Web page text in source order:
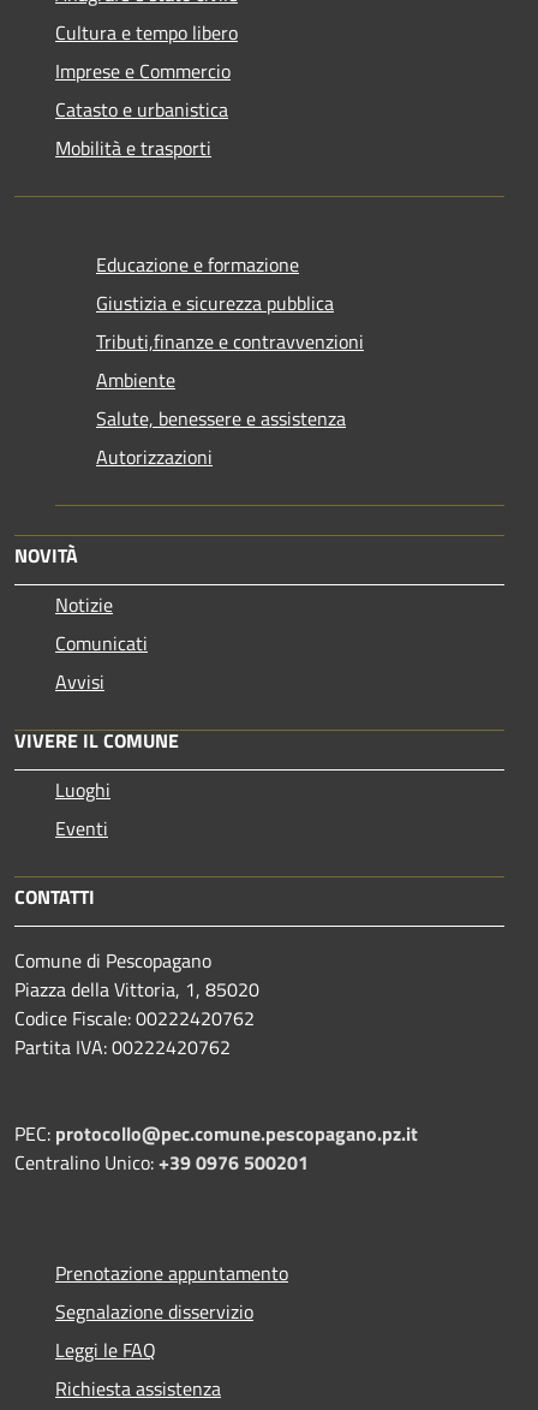
Cultura e tempo libero
Imprese e Commercio
Catasto e urbanistica
Mobilità e trasporti
Educazione e formazione
Giustizia e sicurezza pubblica
Tributi,finanze e contravvenzioni
Ambiente
Salute, benessere e assistenza
Autorizzazioni
NOVITÀ
Notizie
Comunicati
Avvisi
VIVERE IL COMUNE
Luoghi
Eventi
CONTATTI
Comune di Pescopagano
Piazza della Vittoria, 1, 85020
Codice Fiscale: 00222420762
Partita IVA: 00222420762
PEC: protocollo@pec.comune.pescopagano.pz.it
Centralino Unico:+39 0976 500201
Prenotazione appuntamento
Segnalazione disservizio
Leggi le FAQ
Richiesta assistenza